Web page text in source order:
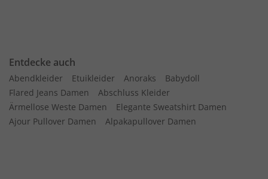
Entdecke auch
Abendkleider Etuikleider Anoraks
Babydoll
Flared Jeans Damen
Abschluss Kleider
Ärmellose Weste Damen
Elegante Sweatshirt Damen
Ajour Pullover Damen
Alpakapullover Damen